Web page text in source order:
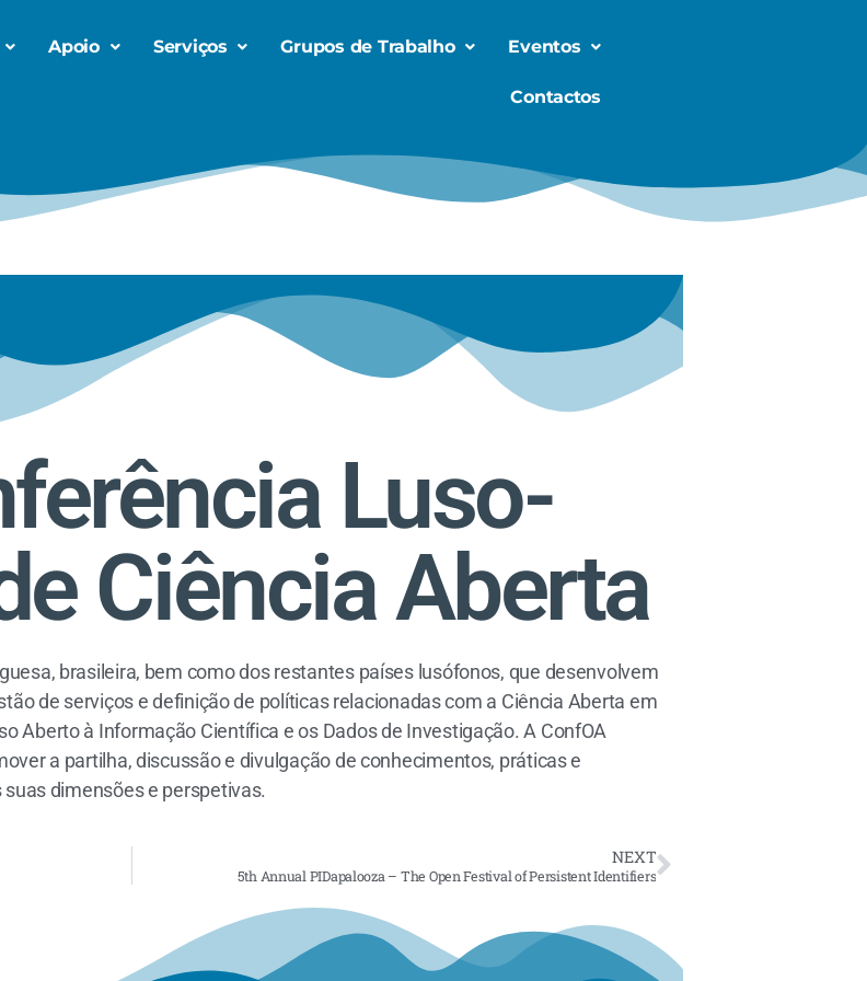
Apoio Serviços Grupos de Trabalho Eventos
Contactos
Luso-
Ciência Aberta
brasileira, bem como dos restantes países lusófonos, que desenvolvem
de serviços e definição de políticas relacionadas com a Ciência Aberta em
Aberto à Informação Científica e os Dados de Investigação. A ConfOA
a partilha, discussão e divulgação de conhecimentos, práticas e
dimensões e perspetivas.
NEXT
5th Annual PIDapalooza – The Open Festival of Persistent Identifiers